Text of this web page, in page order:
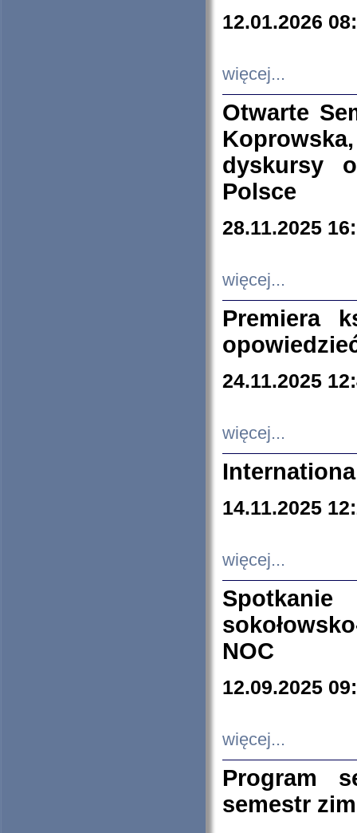
12.01.2026
więcej...
Otwarte
dyskursy
Polsce
28.11.2025
więcej...
Premiera
24.11.2025
więcej...
14.11.2025
więcej...
NOC
12.09.2025
więcej...
Program
semestr